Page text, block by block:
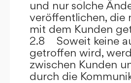
und nur solche
veröffentlichen, die
mit dem Kunden
2.8 Soweit keine
getroffen wird,
zwischen Kunden
durch die